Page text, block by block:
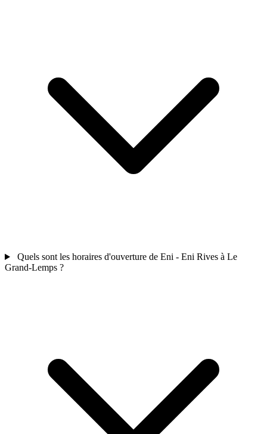
Quels sont les horaires d'ouverture de Eni - Eni Rives à Le
Grand-Lemps ?